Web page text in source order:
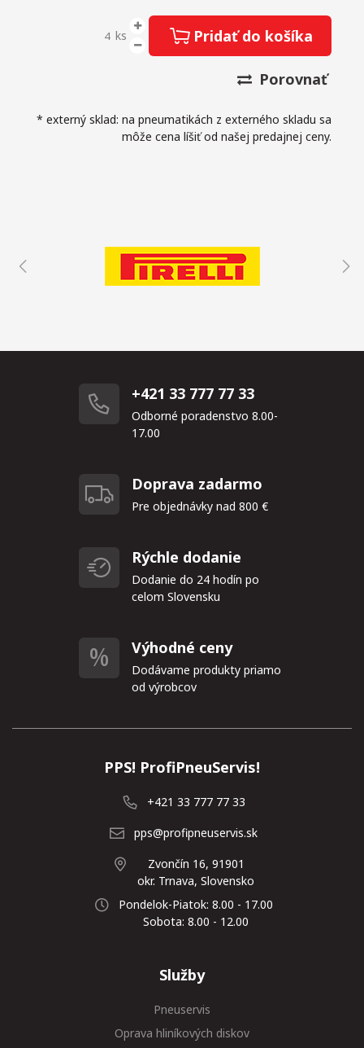
ks Pridať do košíka
Porovnať
* externý sklad: na pneumatikách z externého skladu sa
môže cena líšiť od našej predajnej ceny.
+421 33 777 77 33
Odborné poradenstvo 8.00-
17.00
Doprava zadarmo
Pre objednávky nad 800 €
Rýchle dodanie
Dodanie do 24 hodín po
celom Slovensku
Výhodné ceny
Dodávame produkty priamo
od výrobcov
PPS! ProfiPneuServis!
+421 33 777 77 33
pps@profipneuservis.sk
Zvončín 16, 91901
okr. Trnava, Slovensko
Pondelok-Piatok: 8.00 - 17.00
Sobota: 8.00 - 12.00
Služby
Pneuservis
Oprava hliníkových diskov